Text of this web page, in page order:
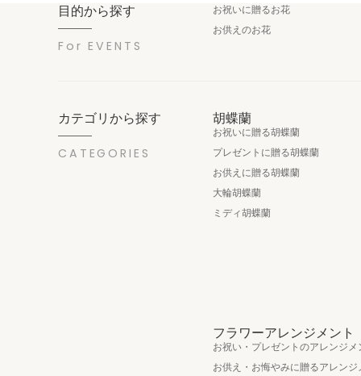
目的から探す
For EVENTS
お祝いに贈るお花
お供えのお花
カテゴリから探す
CATEGORIES
胡蝶蘭
お祝いに贈る胡蝶蘭
プレゼントに贈る胡蝶蘭
お供えに贈る胡蝶蘭
大輪胡蝶蘭
ミディ胡蝶蘭
フラワーアレンジメント
お祝い・プレゼントのアレンジメ
お供え・お悔やみに贈るアレンジ